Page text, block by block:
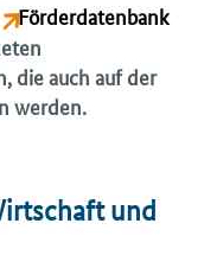
Förderdatenbank
die auch auf der
werden.
und